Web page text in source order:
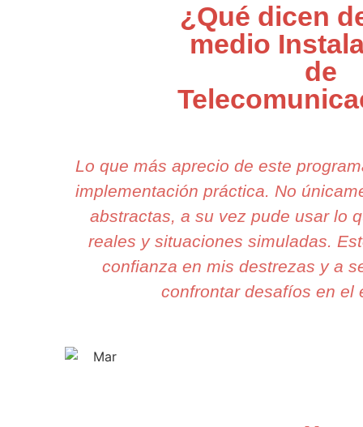
¿Qué dicen
medio
de
Lo que más aprecio de este
implementación práctica. No
abstractas, a su vez pude usar lo
reales y situaciones simuladas.
confianza en mis destrezas y a
confrontar desafíos en el